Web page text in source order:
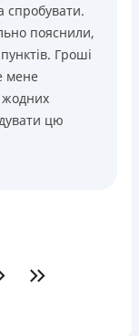
спробувати.
пояснили,
Гроші
мене
жодних
цю